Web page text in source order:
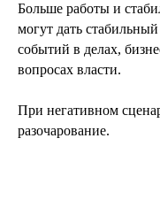
Больше работы и
могут дать
событий в делах,
вопросах власти.
При негативном
разочарование.